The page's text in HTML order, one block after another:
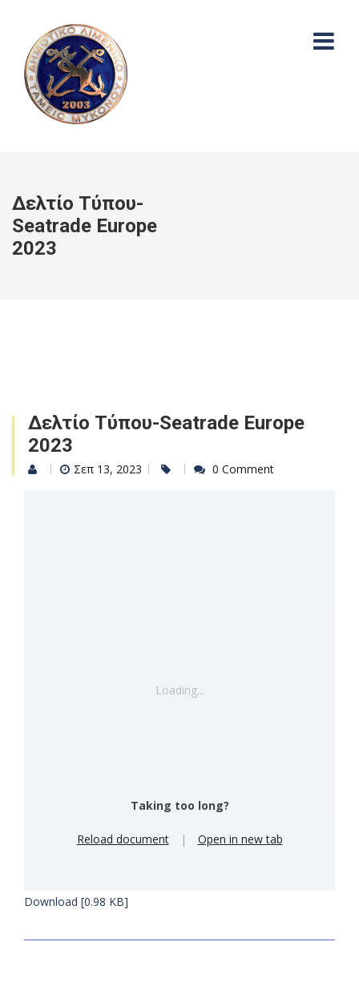
Δελτίο Τύπου-
Seatrade Europe
2023
Δελτίο Τύπου-Seatrade Europe
2023
Σεπ 13, 2023 0 Comment
Loading...
Taking too long?
Reload document | Open in new tab
Download [0.98 KB]